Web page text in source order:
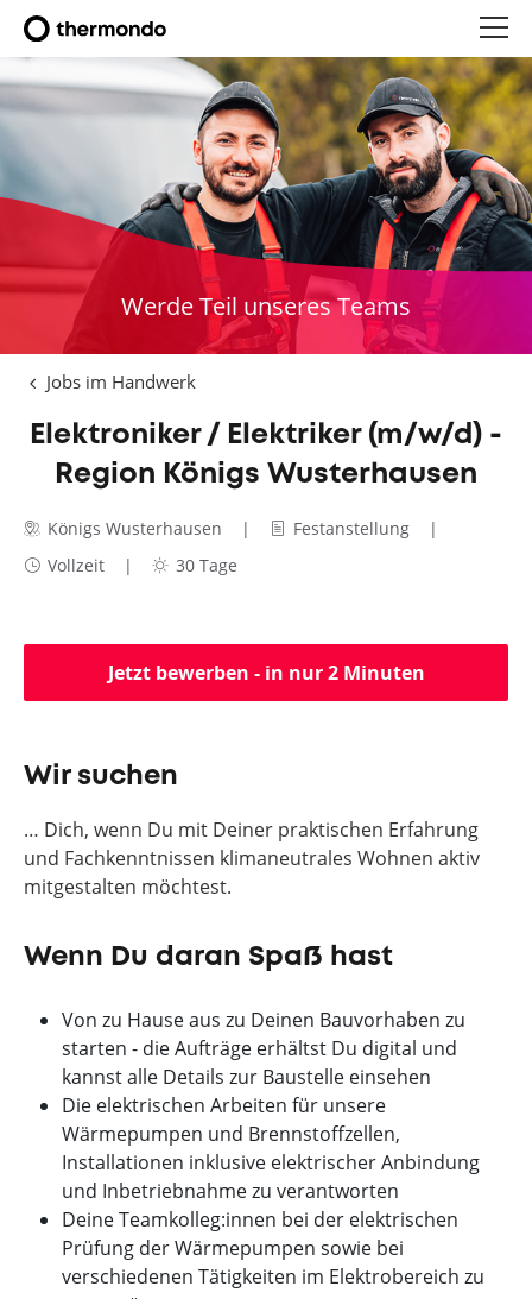
Werde Teil unseres Teams
Jobs im Handwerk
Elektroniker / Elektriker (m/w/d) -
Region Königs Wusterhausen
Königs Wusterhausen
Festanstellung
Vollzeit
30 Tage
Jetzt bewerben - in nur 2 Minuten
Wir suchen
… Dich, wenn Du mit Deiner praktischen Erfahrung
und Fachkenntnissen klimaneutrales Wohnen aktiv
mitgestalten möchtest.
Wenn Du daran Spaß hast
Von zu Hause aus zu Deinen Bauvorhaben zu
starten - die Aufträge erhältst Du digital und
kannst alle Details zur Baustelle einsehen
Die elektrischen Arbeiten für unsere
Wärmepumpen und Brennstoffzellen,
Installationen inklusive elektrischer Anbindung
und Inbetriebnahme zu verantworten
Deine Teamkolleg:innen bei der elektrischen
Prüfung der Wärmepumpen sowie bei
verschiedenen Tätigkeiten im Elektrobereich zu